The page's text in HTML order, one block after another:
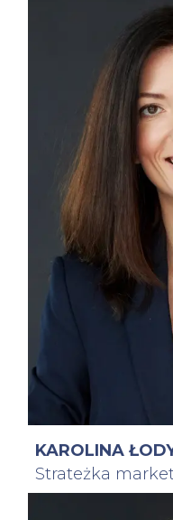
KAROLINA
Strateżka